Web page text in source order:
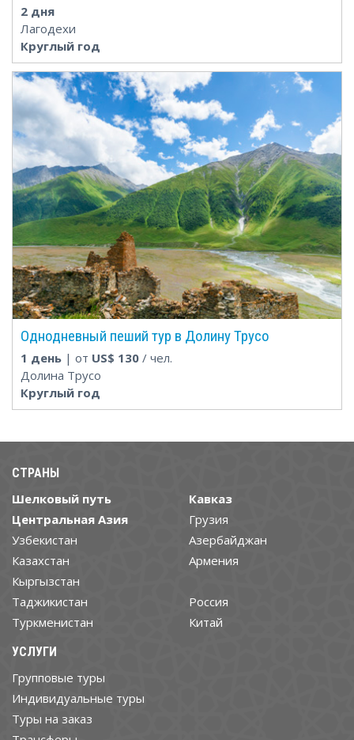
2 дня
Лагодехи
Круглый год
Однодневный пеший тур в Долину Трусо
1 день | от US$ 130 / чел.
Долина Трусо
Круглый год
СТРАНЫ
Шелковый путь
Центральная Азия
Узбекистан
Казахстан
Кыргызстан
Таджикистан
Туркменистан
Кавказ
Грузия
Азербайджан
Армения
Россия
Китай
УСЛУГИ
Групповые туры
Индивидуальные туры
Туры на заказ